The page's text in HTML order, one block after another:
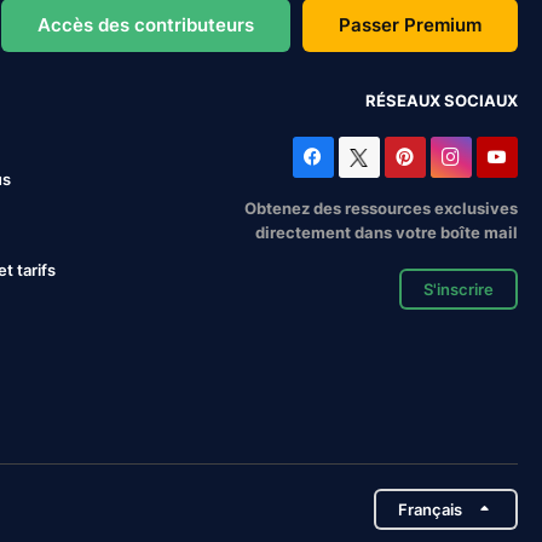
Accès des contributeurs Passer Premium
tarifs
RÉSEAUX SOCIAUX
Obtenez des ressources exclusives
directement dans votre boîte mail
S'inscrire
Français